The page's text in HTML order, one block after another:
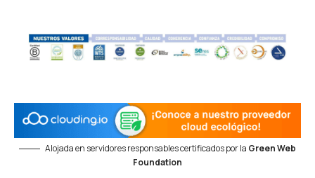
Alojada en servidores responsables certificados por la Green Web
Foundation